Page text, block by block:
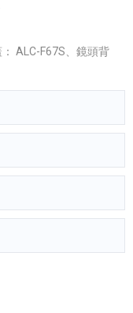
ALC-F67S、鏡頭背